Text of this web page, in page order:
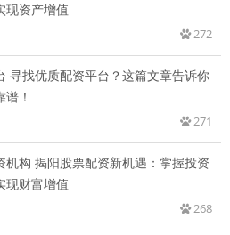
现资产增值
272
寻找优质配资平台？这篇文章告诉你
！
271
机构 揭阳股票配资新机遇：掌握投资
现财富增值
268